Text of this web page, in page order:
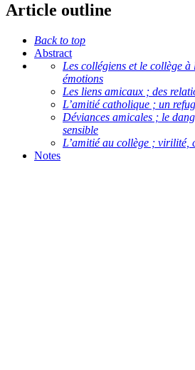
Article outline
Back to top
Abstract
Les collégiens et le collège
émotions
Les liens amicaux ; des
L’amitié catholique ; un
Déviances amicales ; le
sensible
L’amitié au collège ; virilité,
Notes